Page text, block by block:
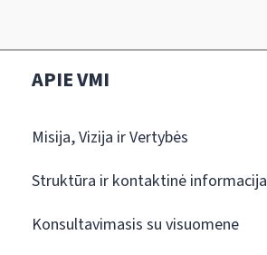
APIE VMI
Misija, Vizija ir Vertybės
Struktūra ir kontaktinė informacija
Konsultavimasis su visuomene